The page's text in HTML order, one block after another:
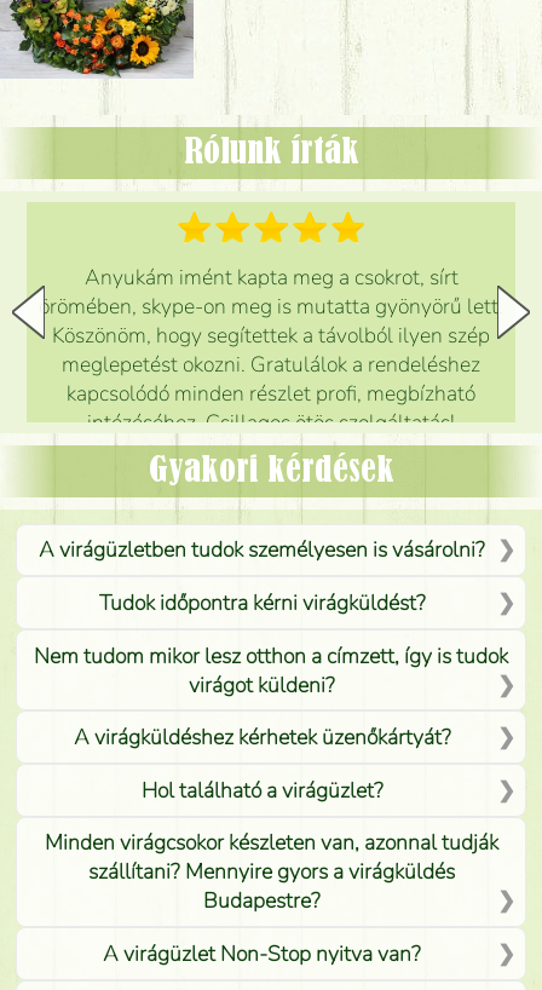
Rólunk írták
Anyukám imént kapta meg a csokrot, sírt
örömében, skype-on meg is mutatta gyönyörű lett.
Köszönöm, hogy segítettek a távolból ilyen szép
meglepetést okozni. Gratulálok a rendeléshez
kapcsolódó minden részlet profi, megbízható
intézéséhez. Csillagos ötös szolgáltatás!
Mónika
Gyakori kérdések
A virágüzletben tudok személyesen is vásárolni?
Tudok időpontra kérni virágküldést?
Nem tudom mikor lesz otthon a címzett, így is tudok
virágot küldeni?
A virágküldéshez kérhetek üzenőkártyát?
Hol található a virágüzlet?
Minden virágcsokor készleten van, azonnal tudják
szállítani? Mennyire gyors a virágküldés
Budapestre?
A virágüzlet Non-Stop nyitva van?